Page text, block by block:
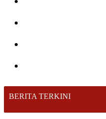
BERITA TERKINI